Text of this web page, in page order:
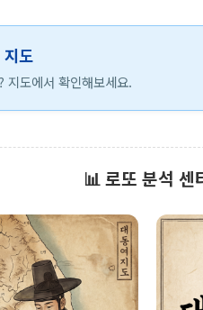
도
지도에서 확인해보세요.
📊 로또 분석 센